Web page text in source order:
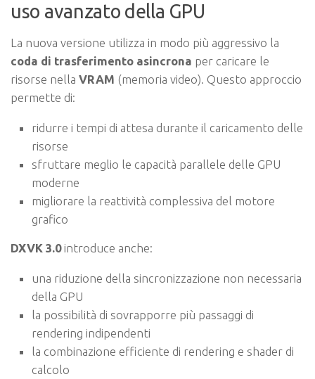
uso avanzato della GPU
La nuova versione utilizza in modo più aggressivo la
coda di trasferimento asincrona per caricare le
risorse nella VRAM (memoria video). Questo approccio
permette di:
ridurre i tempi di attesa durante il caricamento delle
risorse
sfruttare meglio le capacità parallele delle GPU
moderne
migliorare la reattività complessiva del motore
grafico
DXVK 3.0introduce anche:
una riduzione della sincronizzazione non necessaria
della GPU
la possibilità di sovrapporre più passaggi di
rendering indipendenti
la combinazione efficiente di rendering e shader di
calcolo